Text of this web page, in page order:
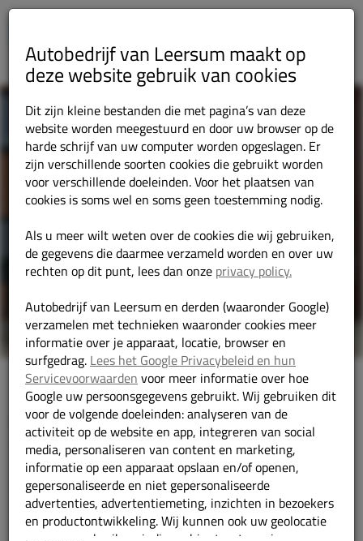
Mercedes-Benz Sprinter
317 CDI Meubelbak Airco/Camera/Achterdeuren
Bouwjaar: 2023
Brandstof: Diesel
Transmissie: Handgeschakeld
Autobedrijf van Leersum maakt op
deze website gebruik van cookies
Dit zijn kleine bestanden die met pagina’s van deze
website worden meegestuurd en door uw browser op de
harde schrijf van uw computer worden opgeslagen. Er
zijn verschillende soorten cookies die gebruikt worden
voor verschillende doeleinden. Voor het plaatsen van
cookies is soms wel en soms geen toestemming nodig.
Als u meer wilt weten over de cookies die wij gebruiken,
de gegevens die daarmee verzameld worden en over uw
rechten op dit punt, lees dan onze privacy policy.
Autobedrijf van Leersum en derden (waaronder Google)
verzamelen met technieken waaronder cookies meer
informatie over je apparaat, locatie, browser en
surfgedrag. Lees het Google Privacybeleid en hun
Servicevoorwaarden voor meer informatie over hoe
Google uw persoonsgegevens gebruikt. Wij gebruiken dit
voor de volgende doeleinden: analyseren van de
activiteit op de website en app, integreren van social
media, personaliseren van content en marketing,
informatie op een apparaat opslaan en/of openen,
gepersonaliseerde en niet gepersonaliseerde
advertenties, advertentiemeting, inzichten in bezoekers
en productontwikkeling. Wij kunnen ook uw geolocatie